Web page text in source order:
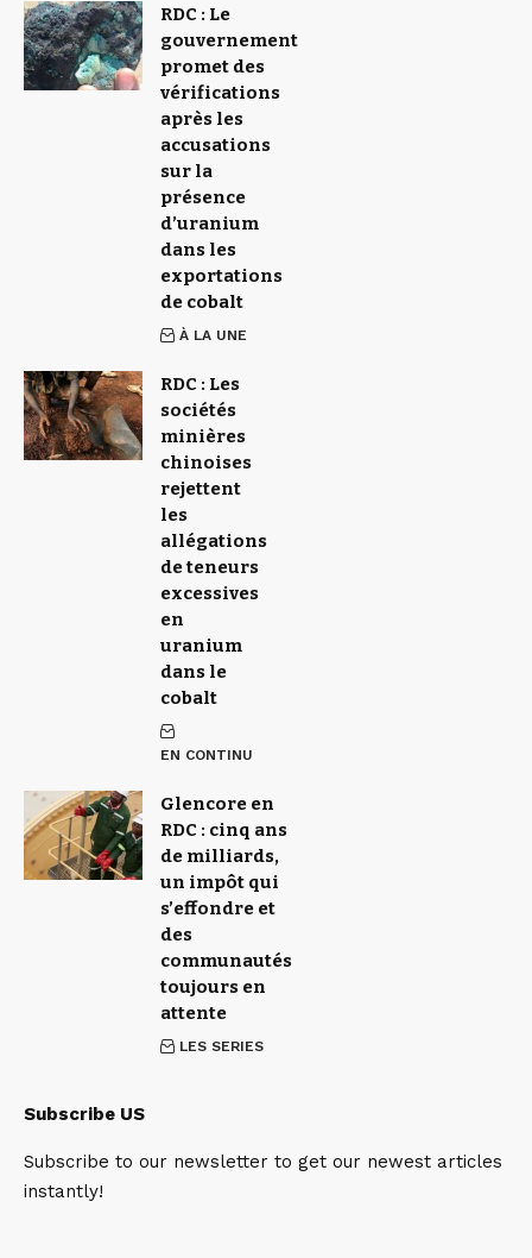
RDC : Le
gouvernement
promet des
vérifications
après les
accusations
sur la
présence
d’uranium
dans les
exportations
de cobalt
À LA UNE
RDC : Les
sociétés
minières
chinoises
rejettent
les
allégations
de teneurs
excessives
en
uranium
dans le
cobalt
EN CONTINU
Glencore en
RDC : cinq ans
de milliards,
un impôt qui
s’effondre et
des
communautés
toujours en
attente
LES SERIES
Subscribe US
Subscribe to our newsletter to get our newest articles
instantly!